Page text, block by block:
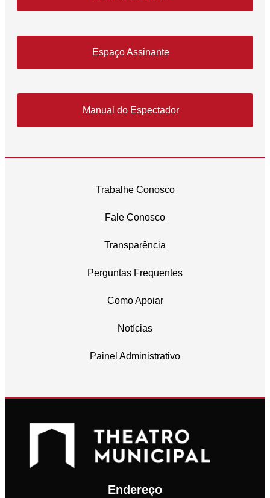
Espaço Assinante
Manual do Espectador
Trabalhe Conosco
Fale Conosco
Transparência
Perguntas Frequentes
Como Apoiar
Notícias
Painel Administrativo
Endereço